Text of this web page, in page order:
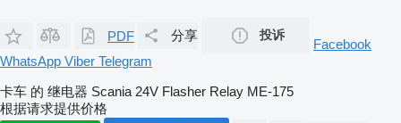
PDF 分享 投诉
Facebook
WhatsApp Viber Telegram
卡车 的 继电器 Scania 24V Flasher Relay ME-175
根据请求提供价格